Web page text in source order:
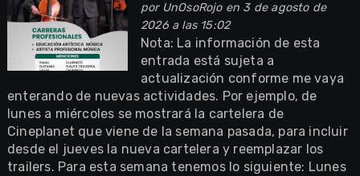
por UnOsoRojoen 3 de agosto de
2026 a las 15:02
Nota: La información de esta
entrada está sujeta a
actualización conforme me vaya
enterando de nuevas actividades. Por ejemplo, de
lunes a miércoles se mostrará la cartelera de
Cineplanet que viene de la semana pasada, para incluir
desde el jueves la nueva cartelera y reemplazar los
trailers. Para esta semana tenemos lo siguiente: Lunes